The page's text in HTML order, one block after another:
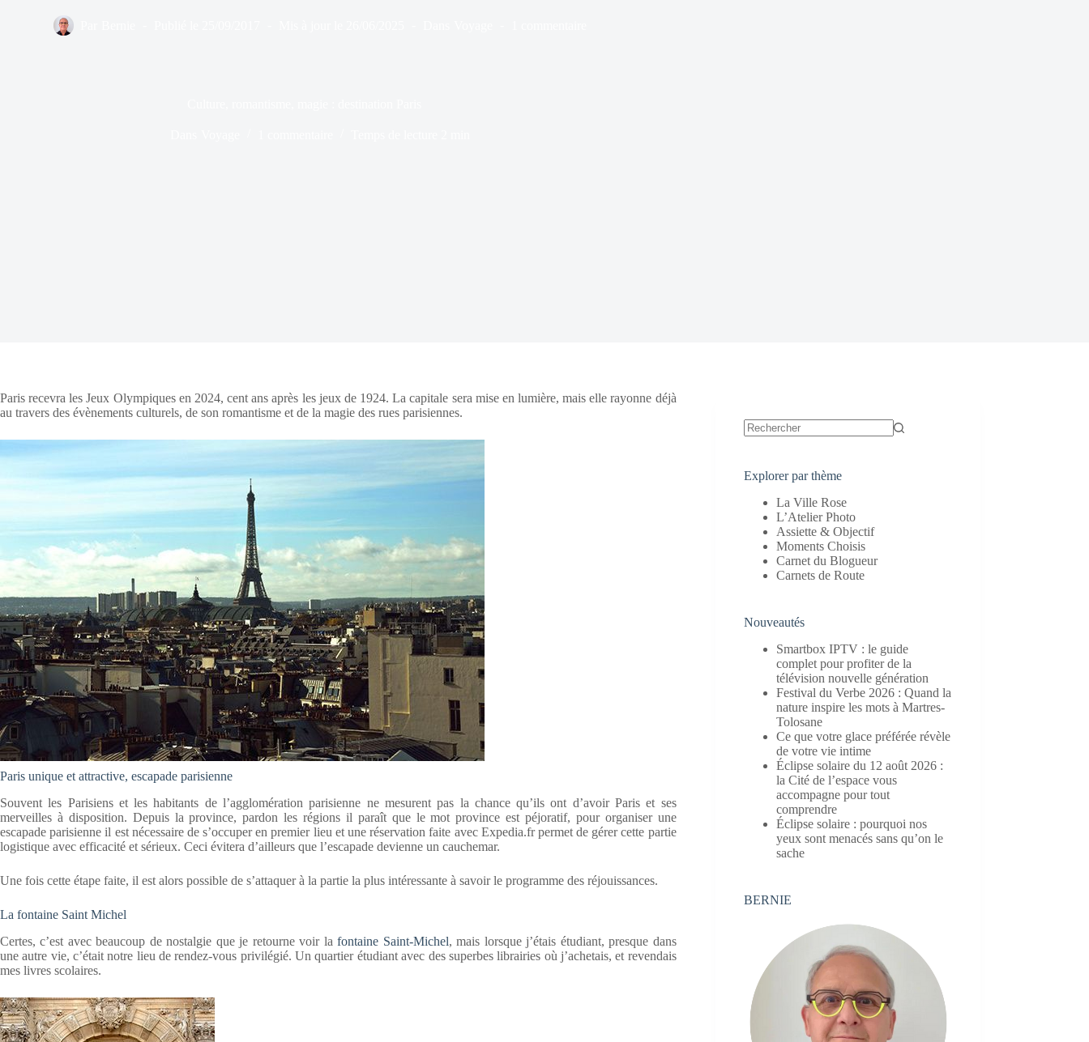
Paris recevra les Jeux Olympiques en 2024, cent ans après les jeux de 1924. La capitale sera mise en lumière, mais elle rayonne déjà
au travers des évènements culturels, de son romantisme et de la magie des rues parisiennes.
Paris unique et attractive, escapade parisienne
Souvent les Parisiens et les habitants de l’agglomération parisienne ne mesurent pas la chance qu’ils ont d’avoir Paris et ses
merveilles à disposition. Depuis la province, pardon les régions il paraît que le mot province est péjoratif, pour organiser une
escapade parisienne il est nécessaire de s’occuper en premier lieu et une réservation faite avec Expedia.fr permet de gérer cette partie
logistique avec efficacité et sérieux. Ceci évitera d’ailleurs que l’escapade devienne un cauchemar.
Une fois cette étape faite, il est alors possible de s’attaquer à la partie la plus intéressante à savoir le programme des réjouissances.
La fontaine Saint Michel
Certes, c’est avec beaucoup de nostalgie que je retourne voir lafontaine Saint-Michel, mais lorsque j’étais étudiant, presque dans
une autre vie, c’était notre lieu de rendez-vous privilégié. Un quartier étudiant avec des superbes librairies où j’achetais, et revendais
mes livres scolaires.
Explorer par thème
La Ville Rose
L’Atelier Photo
Assiette & Objectif
Moments Choisis
Carnet du Blogueur
Carnets de Route
Nouveautés
Smartbox IPTV : le guide
complet pour profiter de la
télévision nouvelle génération
Festival du Verbe 2026 : Quand la
nature inspire les mots à Martres-
Tolosane
Ce que votre glace préférée révèle
de votre vie intime
Éclipse solaire du 12 août 2026 :
la Cité de l’espace vous
accompagne pour tout
comprendre
Éclipse solaire : pourquoi nos
yeux sont menacés sans qu’on le
sache
BERNIE